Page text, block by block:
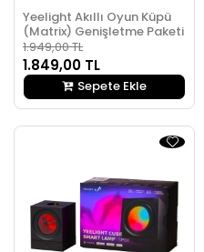
Yeelight Akıllı Oyun Küpü
(Matrix) Genişletme Paketi
1.949,00 TL
1.849,00 TL
Sepete Ekle